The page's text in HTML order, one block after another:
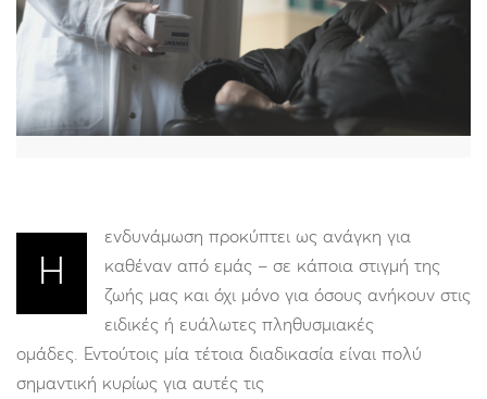
Η
ενδυνάμωση προκύπτει ως ανάγκη για
καθέναν από εμάς – σε κάποια στιγμή της
ζωής μας και όχι μόνο για όσους ανήκουν στις
ειδικές ή ευάλωτες πληθυσμιακές
ομάδες. Εντούτοις μία τέτοια διαδικασία είναι πολύ
σημαντική κυρίως για αυτές τις